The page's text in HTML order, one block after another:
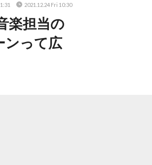
楽担当の
ンって広
2021.12.24 Fri 10:30